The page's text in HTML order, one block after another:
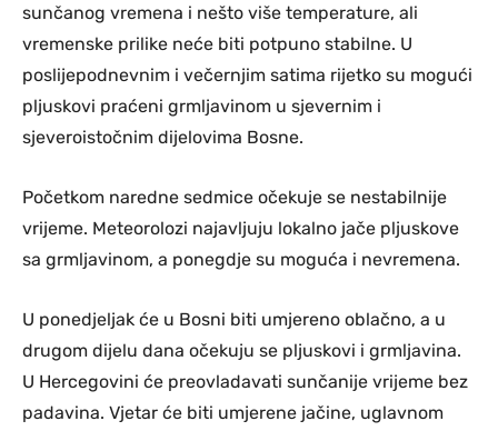
sunčanog vremena i nešto više temperature, ali
vremenske prilike neće biti potpuno stabilne. U
poslijepodnevnim i večernjim satima rijetko su mogući
pljuskovi praćeni grmljavinom u sjevernim i
sjeveroistočnim dijelovima Bosne.
Početkom naredne sedmice očekuje se nestabilnije
vrijeme. Meteorolozi najavljuju lokalno jače pljuskove
sa grmljavinom, a ponegdje su moguća i nevremena.
U ponedjeljak će u Bosni biti umjereno oblačno, a u
drugom dijelu dana očekuju se pljuskovi i grmljavina.
U Hercegovini će preovladavati sunčanije vrijeme bez
padavina. Vjetar će biti umjerene jačine, uglavnom